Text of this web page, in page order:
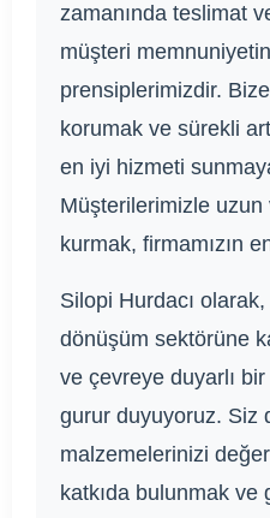
zamanında teslimat
müşteri
prensiplerimizdir.
korumak ve sürekli
en iyi hizmeti
Müşterilerimizle
kurmak, firmamızın
Silopi Hurdacı
dönüşüm sektörüne
ve çevreye duyarlı
gurur duyuyoruz. Siz
malzemelerinizi
katkıda bulunmak ve